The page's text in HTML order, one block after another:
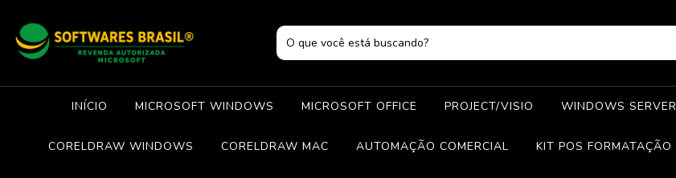
INÍCIO MICROSOFT WINDOWS MICROSOFT OFFICE PROJECT/VISIO WINDOWS
CORELDRAW WINDOWS CORELDRAW MAC AUTOMAÇÃO COMERCIAL KIT POS FORMATAÇÃO